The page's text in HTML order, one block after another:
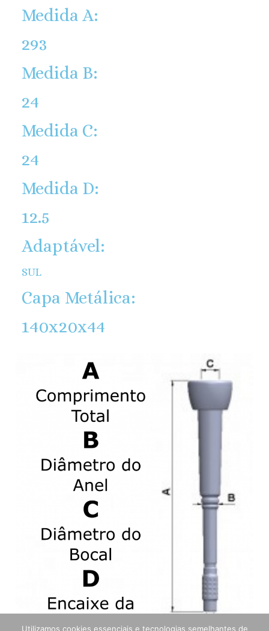
Medida A:
293
Medida B:
24
Medida C:
24
Medida D:
12.5
Adaptável:
SUL
Capa Metálica:
140x20x44
Utilizamos cookies essenciais e tecnologias semelhantes de